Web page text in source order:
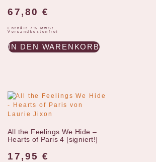
67,80 €
Enthält 7% MwSt.
Versandkostenfrei
IN DEN WARENKORB
All the Feelings We Hide –
Hearts of Paris 4 [signiert!]
17,95 €